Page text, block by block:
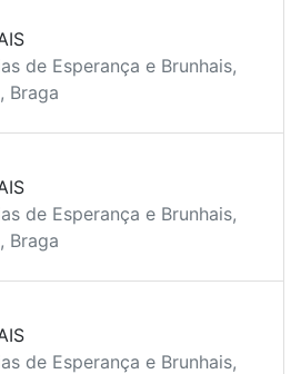
de Esperança e Brunhais,
Braga
de Esperança e Brunhais,
Braga
de Esperança e Brunhais,